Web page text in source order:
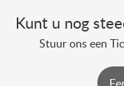
Kunt u nog
Stuur ons een